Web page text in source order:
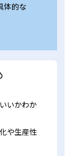
体的な
いかわか
や生産性